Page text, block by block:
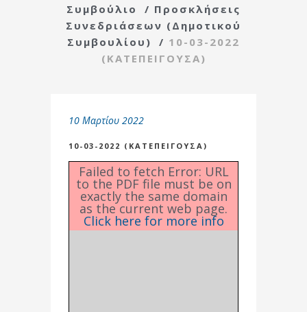
Συμβούλιο
/ Προσκλήσεις
Συνεδριάσεων (Δημοτικού
Συμβουλίου)
/ 10-03-2022
(ΚΑΤΕΠΕΙΓΟΥΣΑ)
10 Μαρτίου 2022
10-03-2022 (ΚΑΤΕΠΕΙΓΟΥΣΑ)
Failed to fetch Error: URL
to the PDF file must be on
exactly the same domain
as the current web page.
Click here for more info